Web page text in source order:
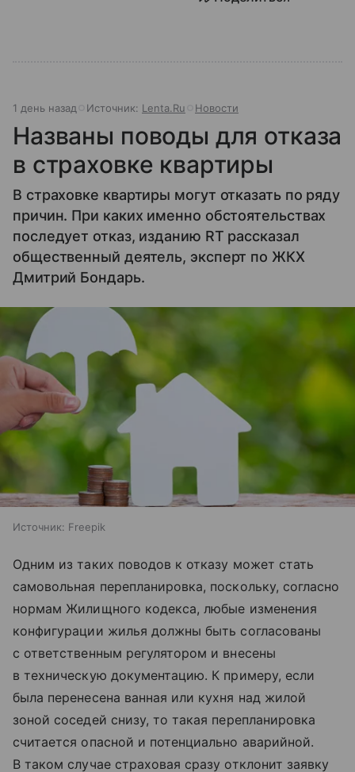
1 день назад Источник: Lenta.Ru Новости
Названы поводы для отказа
в страховке квартиры
В страховке квартиры могут отказать по ряду
причин. При каких именно обстоятельствах
последует отказ, изданию RT рассказал
общественный деятель, эксперт по ЖКХ
Дмитрий Бондарь.
Источник: Freepik
Одним из таких поводов к отказу может стать
самовольная перепланировка, поскольку, согласно
нормам Жилищного кодекса, любые изменения
конфигурации жилья должны быть согласованы
с ответственным регулятором и внесены
в техническую документацию. К примеру, если
была перенесена ванная или кухня над жилой
зоной соседей снизу, то такая перепланировка
считается опасной и потенциально аварийной.
В таком случае страховая сразу отклонит заявку